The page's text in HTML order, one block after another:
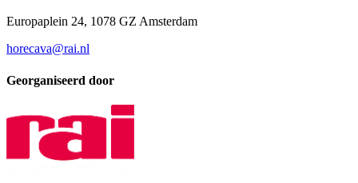
Europaplein 24, 1078 GZ Amsterdam
horecava@rai.nl
Georganiseerd door